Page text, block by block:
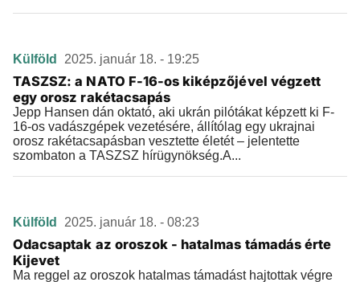
Külföld 2025. január 18. - 19:25
TASZSZ: a NATO F-16-os kiképzőjével végzett
egy orosz rakétacsapás
Jepp Hansen dán oktató, aki ukrán pilótákat képzett ki F-
16-os vadászgépek vezetésére, állítólag egy ukrajnai
orosz rakétacsapásban vesztette életét – jelentette
szombaton a TASZSZ hírügynökség.A...
Külföld 2025. január 18. - 08:23
Odacsaptak az oroszok - hatalmas támadás érte
Kijevet
Ma reggel az oroszok hatalmas támadást hajtottak végre